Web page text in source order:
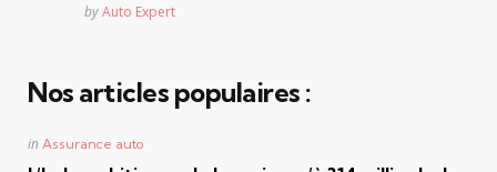
Posted
byAuto Expert
Nos articles populaires :
Posted
in Assurance auto